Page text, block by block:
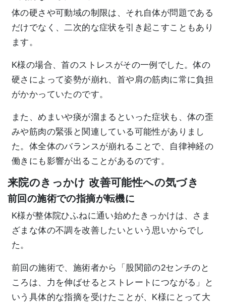
体の硬さや可動域の制限は、それ自体が問題である
だけでなく、二次的な症状を引き起こすこともあり
ます。
K様の場合、首のストレスがその一例でした。体の
硬さによって姿勢が崩れ、首や肩の筋肉に常に負担
がかかっていたのです。
また、めまいや痰が溜まるといった症状も、体の歪
みや筋肉の緊張と関連している可能性がありまし
た。体全体のバランスが崩れることで、自律神経の
働きにも影響が出ることがあるのです。
来院のきっかけ 改善可能性への気づき
前回の施術での指摘が転機に
K様が整体院ひふねに通い始めたきっかけは、さま
ざまな体の不調を改善したいという思いからでし
た。
前回の施術で、施術者から「股関節の2センチのと
ころは、力を伸ばせるとストレートにつながる」と
いう具体的な指摘を受けたことが、K様にとって大